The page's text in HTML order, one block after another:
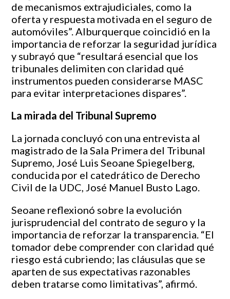
de mecanismos extrajudiciales, como la
oferta y respuesta motivada en el seguro de
automóviles”. Alburquerque coincidió en la
importancia de reforzar la seguridad jurídica
y subrayó que “resultará esencial que los
tribunales delimiten con claridad qué
instrumentos pueden considerarse MASC
para evitar interpretaciones dispares”.
La mirada del Tribunal Supremo
La jornada concluyó con una entrevista al
magistrado de la Sala Primera del Tribunal
Supremo, José Luis Seoane Spiegelberg,
conducida por el catedrático de Derecho
Civil de la UDC, José Manuel Busto Lago.
Seoane reflexionó sobre la evolución
jurisprudencial del contrato de seguro y la
importancia de reforzar la transparencia. “El
tomador debe comprender con claridad qué
riesgo está cubriendo; las cláusulas que se
aparten de sus expectativas razonables
deben tratarse como limitativas”, afirmó.